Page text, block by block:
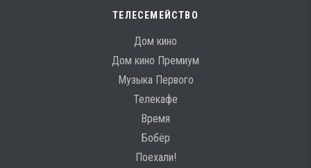
ТЕЛЕСЕМЕЙСТВО
Дом кино
Дом кино Премиум
Музыка Первого
Телекафе
Время
Бобёр
Поехали!